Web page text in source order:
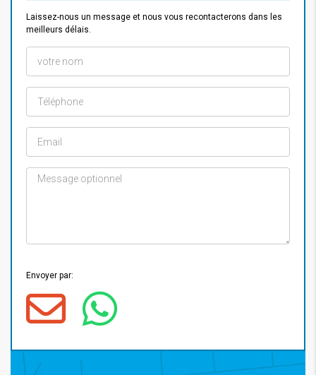
Laissez-nous un message et nous vous recontacterons dans les
meilleurs délais.
Envoyer par: